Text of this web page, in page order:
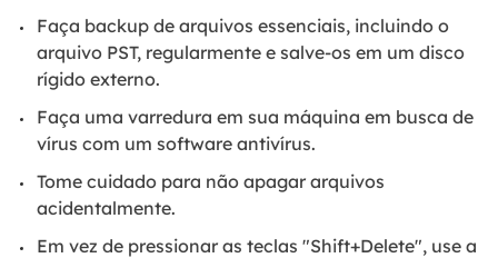
Faça backup de arquivos essenciais, incluindo o
arquivo PST, regularmente e salve-os em um disco
rígido externo.
Faça uma varredura em sua máquina em busca de
vírus com um software antivírus.
Tome cuidado para não apagar arquivos
acidentalmente.
Em vez de pressionar as teclas "Shift+Delete", use a